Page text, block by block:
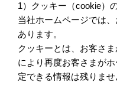
1）クッキー（cookie）
当社ホームページでは
あります。
クッキーとは、お客さ
により再度お客さまが
定できる情報は残りませ